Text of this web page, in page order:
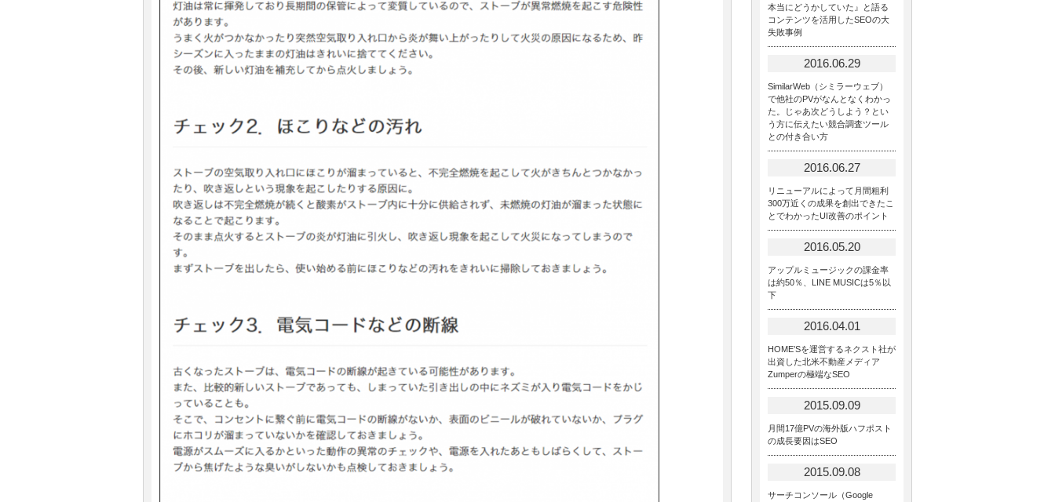
本当にどうかしていた』と語る
コンテンツを活用したSEOの大
失敗事例
2016.06.29
SimilarWeb（シミラーウェブ）
で他社のPVがなんとなくわかっ
た。じゃあ次どうしよう？とい
う方に伝えたい競合調査ツール
との付き合い方
2016.06.27
リニューアルによって月間粗利
300万近くの成果を創出できたこ
とでわかったUI改善のポイント
2016.05.20
アップルミュージックの課金率
は約50％、LINE MUSICは5％以
下
2016.04.01
HOME’Sを運営するネクスト社が
出資した北米不動産メディア
Zumperの極端なSEO
2015.09.09
月間17億PVの海外版ハフポスト
の成長要因はSEO
2015.09.08
サーチコンソール（Google